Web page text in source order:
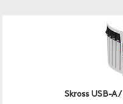
Skross USB-A